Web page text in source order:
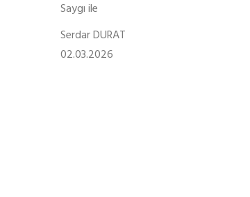
Saygı ile
Serdar DURAT
02.03.2026